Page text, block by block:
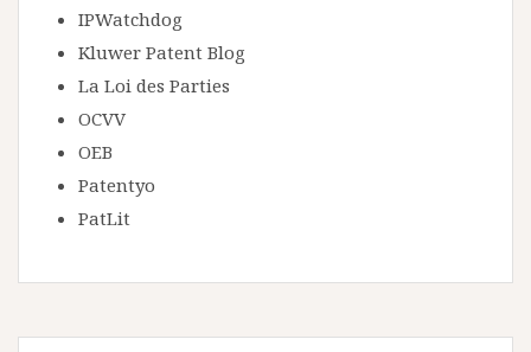
IPWatchdog
Kluwer Patent Blog
La Loi des Parties
OCVV
OEB
Patentyo
PatLit